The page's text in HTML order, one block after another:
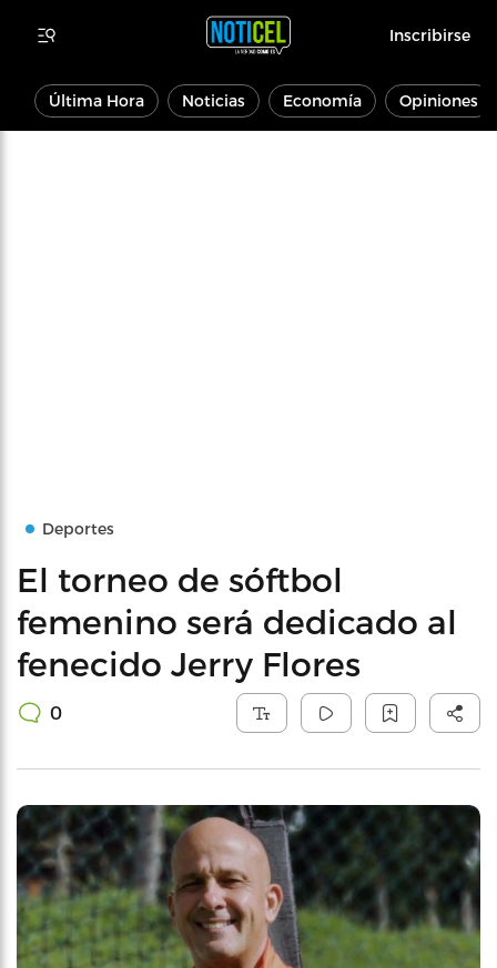
Inscribirse
Última Hora Noticias Economía Opiniones
Deportes
El torneo de sóftbol
femenino será dedicado al
fenecido Jerry Flores
0